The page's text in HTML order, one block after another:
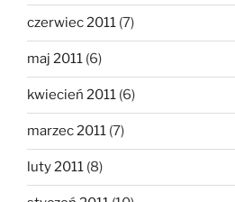
czerwiec 2011 (7)
maj 2011 (6)
kwiecień 2011 (6)
marzec 2011 (7)
luty 2011 (8)